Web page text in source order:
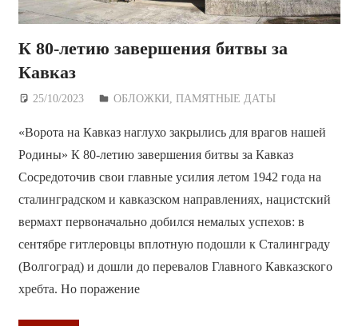
К 80-летию завершения битвы за
Кавказ
25/10/2023 Дежурный по Редакции
ОБЛОЖКИ ,ПАМЯТНЫЕ ДАТЫ
«Ворота на Кавказ наглухо закрылись для врагов нашей
Родины» К 80-летию завершения битвы за Кавказ
Сосредоточив свои главные усилия летом 1942 года на
сталинградском и кавказском направлениях, нацистский
вермахт первоначально добился немалых успехов: в
сентябре гитлеровцы вплотную подошли к Сталинграду
(Волгоград) и дошли до перевалов Главного Кавказского
хребта. Но поражение